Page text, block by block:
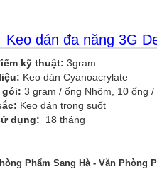
Keo dán đa năng 3G
kỹ thuật: 3gram
Keo dán Cyanoacrylate
3 gram / ống Nhôm, 10 ống
Keo dán trong suốt
dụng:
18 tháng
Phẩm Sang Hà - Văn Phòng